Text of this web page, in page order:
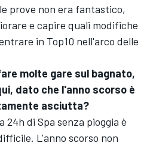
prove non era fantastico,
e capire quali modifiche
in Top10 nell'arco delle
molte gare sul bagnato,
dato che l'anno scorso è
asciutta?
24h di Spa senza pioggia è
L'anno scorso non